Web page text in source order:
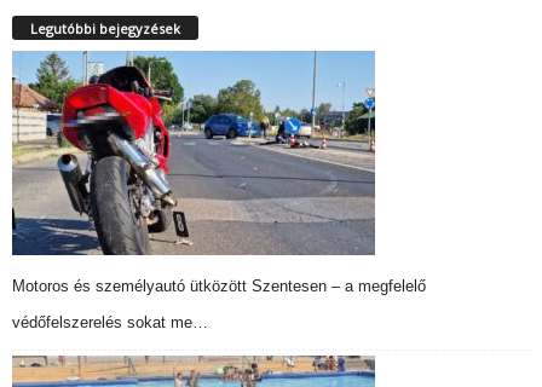
Legutóbbi bejegyzések
Motoros és személyautó ütközött Szentesen – a megfelelő
védőfelszerelés sokat me…